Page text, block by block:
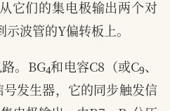
它们的集电极输出两个对
波管的Y偏转板上。
。BG 和电容C8（或C 、
发生器，它的同步触发信
8